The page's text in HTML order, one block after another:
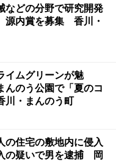
などの分野で研究開発
源内賞を募集 香川・
イムグリーンが魅
のう公園で「夏のコ
・まんのう町
の住宅の敷地内に侵入
の疑いで男を逮捕 岡